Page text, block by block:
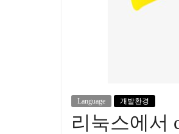
Language 개발환경
리눅스에서